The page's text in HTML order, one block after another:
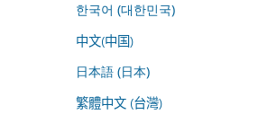
한국어 (대한민국)
中文(中国)
日本語 (日本)
繁體中文 (台灣)